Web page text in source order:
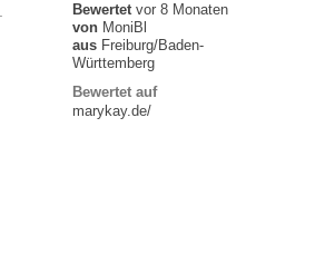
Bewertetvor 8 Monaten
von MoniBl
aus Freiburg/Baden-
Württemberg
Bewertet auf
marykay.de/